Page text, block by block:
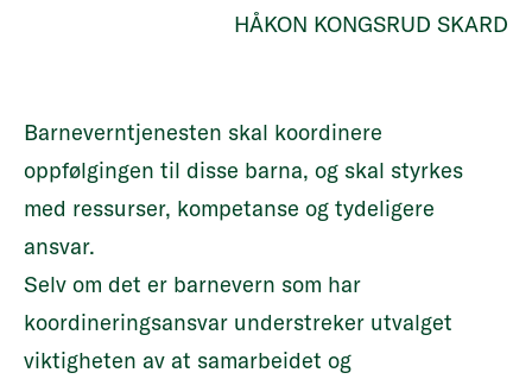
HÅKON KONGSRUD SKARD
Barneverntjenesten skal koordinere
oppfølgingen til disse barna, og skal styrkes
med ressurser, kompetanse og tydeligere
ansvar.
Selv om det er barnevern som har
koordineringsansvar understreker utvalget
viktigheten av at samarbeidet og